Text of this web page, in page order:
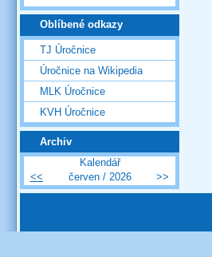
Oblíbené odkazy
TJ Úročnice
Úročnice na Wikipedia
MLK Úročnice
KVH Úročnice
Archiv
Kalendář
<<
červen / 2026 >>